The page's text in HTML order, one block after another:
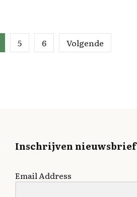
5 6 Volgende
Inschrijven nieuwsbrief
Email Address